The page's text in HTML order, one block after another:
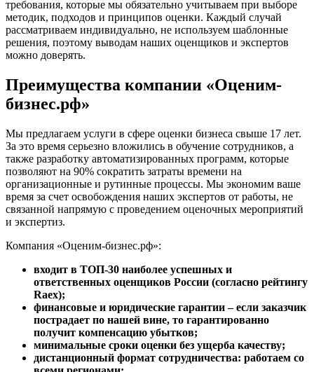
требования, которые мы обязательно учитываем при выборе
методик, подходов и принципов оценки. Каждый случай
рассматриваем индивидуально, не используем шаблонные
решения, поэтому выводам наших оценщиков и экспертов
можно доверять.
Преимущества компании «Оценим-
бизнес.рф»
Мы предлагаем услуги в сфере оценки бизнеса свыше 17 лет.
За это время серьезно вложились в обучение сотрудников, а
также разработку автоматизированных программ, которые
позволяют на 90% сократить затраты времени на
организационные и рутинные процессы. Мы экономим ваше
время за счет освобождения наших экспертов от работы, не
связанной напрямую с проведением оценочных мероприятий
и экспертиз.
Компания «Оценим-бизнес.рф»:
входит в ТОП-30 наиболее успешных и
ответственных оценщиков России (согласно рейтингу
Raex);
финансовые и юридические гарантии – если заказчик
пострадает по нашей вине, то гарантированно
получит компенсацию убытков;
минимальные сроки оценки без ущерба качеству;
дистанционный формат сотрудничества: работаем со
Евпатория
Егорьевск
Ейск
Екатеринбург
Елец
Елизово
Ермолино
Ессентуки
Железногорск
Железногорск-Илимский
Жуковский
Заводоуковск
Заозерный
Заполярный
Заречный
Заринск
Звенигород
Зеленодольск